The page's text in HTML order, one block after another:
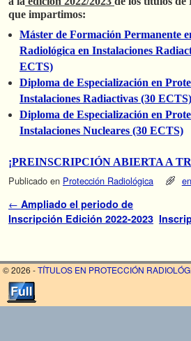
que impartimos:
Máster de Formación Permanente
Radiológica en Instalaciones
ECTS)
Diploma de Especialización en
Instalaciones Radiactivas (30 ECTS)
Diploma de Especialización en
Instalaciones Nucleares (30 ECTS)
¡PREINSCRIPCIÓN ABIERTA A
Publicado en Protección Radiológica
Navegador de artículos
← Ampliado el periodo de
Inscripción Edición 2022-2023
© 2026 -TÍTULOS EN PROTECCIÓN